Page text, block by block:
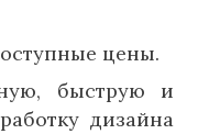
цены.
быструю и
дизайна